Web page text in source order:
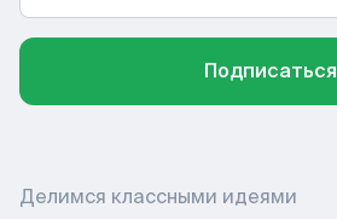
Подписаться
Делимся классными идеями